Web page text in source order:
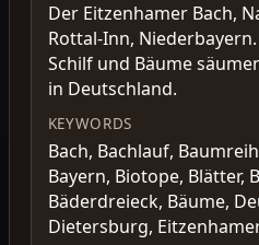
Der Eitzenhamer Bach,
Rottal-Inn,
Schilf und Bäume
in Deutschland.
KEYWORDS
Bach, Bachlauf,
Bayern, Biotope, Blätter,
Bäderdreieck, Bäume,
Dietersburg,